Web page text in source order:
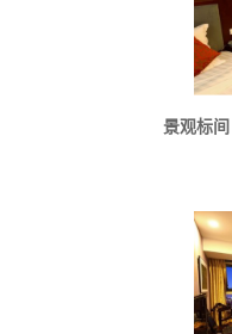
景观标间